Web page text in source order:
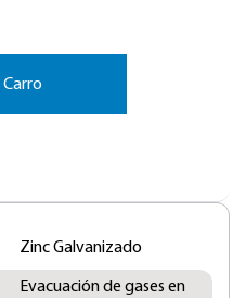
Zinc Galvanizado
Evacuación de gases en